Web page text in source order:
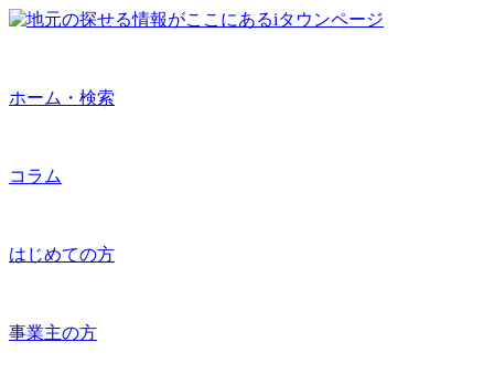
ホーム・検索
コラム
はじめての方
事業主の方